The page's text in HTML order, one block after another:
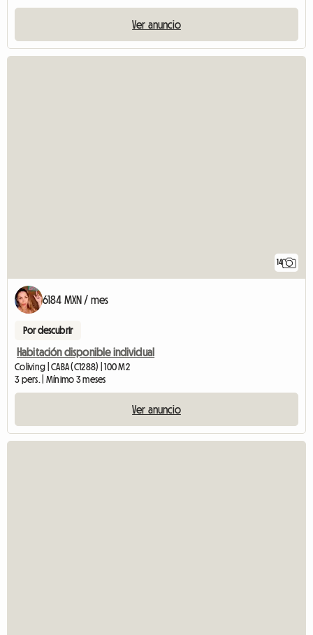
Ver anuncio
14
6184 MXN / mes
Por descubrir
Habitación disponible individual
Coliving | CABA (C1288) | 100 M2
3 pers. | Mínimo 3 meses
Ver anuncio